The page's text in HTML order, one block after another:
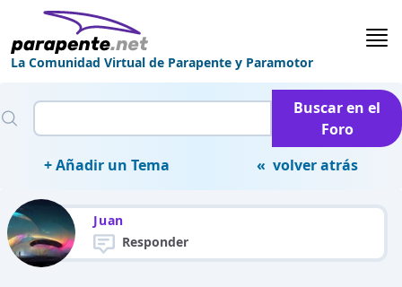
La Comunidad Virtual de Parapente y Paramotor
Buscar en el
Foro
+ Añadir un Tema
« volver atrás
Juan
Responder